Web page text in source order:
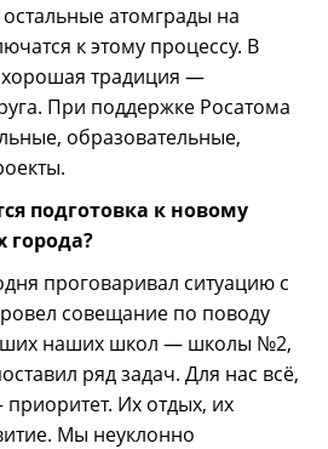
атомграды на
к этому процессу. В
хорошая традиция —
При поддержке Росатома
образовательные,
подготовка к новому
города?
проговаривал ситуацию с
совещание по поводу
наших школ — школы №2,
ряд задач. Для нас всё,
приоритет. Их отдых, их
Мы неуклонно